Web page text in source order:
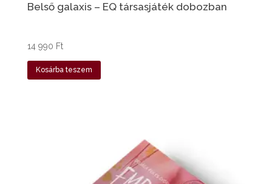
Belső galaxis – EQ társasjáték dobozban
14 990 Ft
Kosárba teszem